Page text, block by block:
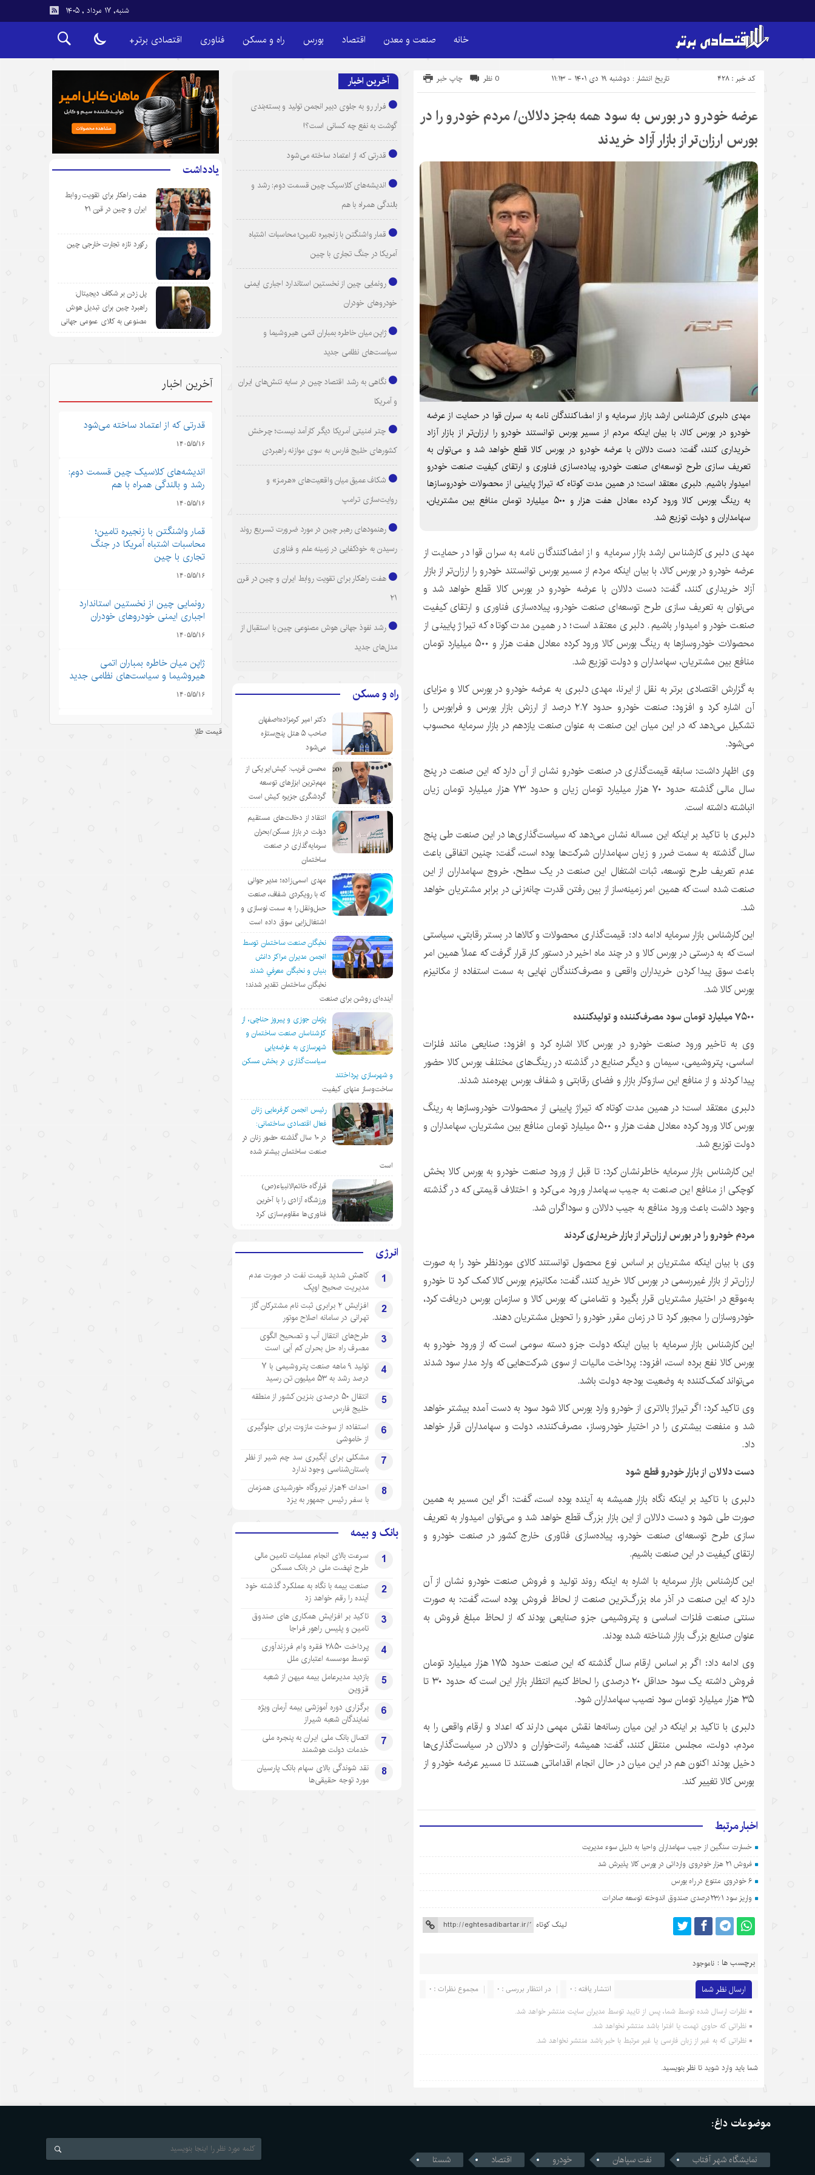
شنبه, ۱۷ مرداد , ۱۴۰۵
خانه صنعت و معدن اقتصاد بورس راه و مسکن فناوری اقتصادی برتر+
تاریخ انتشار : دوشنبه ۱۹ دی ۱۴۰۱ - ۱۱:۱۳ کد خبر : 428 چاپ خبر 0 نظر
عرضه خودرو در بورس به سود همه به‌جز دلالان/ مردم خودرو را در
بورس ارزان‌تر از بازار آزاد خریدند
مهدی دلبری کارشناس ارشد بازار سرمایه و از امضاکنندگان نامه به سران قوا در حمایت از عرضه
خودرو در بورس کالا، با بیان اینکه مردم از مسیر بورس توانستند خودرو را ارزان‌تر از بازار آزاد
خریداری کنند، گفت: دست دلالان با عرضه خودرو در بورس کالا قطع خواهد شد و می‌توان به
تعریف سازی طرح توسعه‌ای صنعت خودرو، پیاده‌سازی فناوری و ارتقای کیفیت صنعت خودرو
امیدوار باشیم. دلبری معتقد است؛ در همین مدت کوتاه که تیراژ پایینی از محصولات خودروسازها
به رینگ بورس کالا ورود کرده معادل هفت هزار و ۵۰۰ میلیارد تومان منافع بین مشتریان،
سهامداران و دولت توزیع شد.
مهدی دلبری کارشناس ارشد بازار سرمایه و از امضاکنندگان نامه به سران قوا در حمایت از
عرضه خودرو در بورس کالا، با بیان اینکه مردم از مسیر بورس توانستند خودرو را ارزان‌تر از بازار
آزاد خریداری کنند، گفت: دست دلالان با عرضه خودرو در بورس کالا قطع خواهد شد و
می‌توان به تعریف سازی طرح توسعه‌ای صنعت خودرو، پیاده‌سازی فناوری و ارتقای کیفیت
صنعت خودرو امیدوار باشیم. دلبری معتقد است؛ در همین مدت کوتاه که تیراژ پایینی از
محصولات خودروسازها به رینگ بورس کالا ورود کرده معادل هفت هزار و ۵۰۰ میلیارد تومان
منافع بین مشتریان، سهامداران و دولت توزیع شد.
به گزارش اقتصادی برتر به نقل از ایرنا، مهدی دلبری به عرضه خودرو در بورس کالا و مزایای
آن اشاره کرد و افزود: صنعت خودرو حدود ۲.۷ درصد از ارزش بازار بورس و فرابورس را
تشکیل می‌دهد که در این میان این صنعت به عنوان صنعت یازدهم در بازار سرمایه محسوب
می‌شود.
وی اظهار داشت: سابقه قیمت‌گذاری در صنعت خودرو نشان از آن دارد که این صنعت در پنج
سال مالی گذشته حدود ۷۰ هزار میلیارد تومان زیان و حدود ۷۳ هزار میلیارد تومان زیان
انباشته داشته است.
دلبری با تاکید بر اینکه این مساله نشان می‌دهد که سیاست‌گذاری‌ها در این صنعت طی پنج
سال گذشته به سمت ضرر و زیان سهامداران شرکت‌ها بوده است، گفت: چنین اتفاقی باعث
عدم تعریف طرح توسعه، ثبات اشتغال این صنعت در یک سطح، خروج سهامداران از این
صنعت شده است که همین امر زمینه‌ساز از بین رفتن قدرت چانه‌زنی در برابر مشتریان خواهد
شد.
این کارشناس بازار سرمایه ادامه داد: قیمت‌گذاری محصولات و کالاها در بستر رقابتی، سیاستی
است که به درستی در بورس کالا و در چند ماه اخیر در دستور کار قرار گرفت که عملاً همین امر
باعث سوق پیدا کردن خریداران واقعی و مصرف‌کنندگان نهایی به سمت استفاده از مکانیزم
بورس کالا شد.
۷۵۰۰ میلیارد تومان سود مصرف‌کننده و تولیدکننده
وی به تاخیر ورود صنعت خودرو در بورس کالا اشاره کرد و افزود: صنایعی مانند فلزات
اساسی، پتروشیمی، سیمان و دیگر صنایع در گذشته در رینگ‌های مختلف بورس کالا حضور
پیدا کردند و از منافع این سازوکار بازار و فضای رقابتی و شفاف بورس بهره‌مند شدند.
دلبری معتقد است؛ در همین مدت کوتاه که تیراژ پایینی از محصولات خودروسازها به رینگ
بورس کالا ورود کرده معادل هفت هزار و ۵۰۰ میلیارد تومان منافع بین مشتریان، سهامداران و
دولت توزیع شد.
این کارشناس بازار سرمایه خاطرنشان کرد: تا قبل از ورود صنعت خودرو به بورس کالا بخش
کوچکی از منافع این صنعت به جیب سهامدار ورود می‌کرد و اختلاف قیمتی که در گذشته
وجود داشت باعث ورود منافع به جیب دلالان و سوداگران شد.
مردم خودرو را در بورس ارزان‌تر از بازار خریداری کردند
وی با بیان اینکه مشتریان بر اساس نوع محصول توانستند کالای موردنظر خود را به صورت
ارزان‌تر از بازار غیررسمی در بورس کالا خرید کنند، گفت: مکانیزم بورس کالا کمک کرد تا خودرو
به‌موقع در اختیار مشتریان قرار بگیرد و تضامنی که بورس کالا و سازمان بورس دریافت کرد،
خودروسازان را مجبور کرد تا در زمان مقرر خودرو را تحویل مشتریان دهند.
این کارشناس بازار سرمایه با بیان اینکه دولت جزو دسته سومی است که از ورود خودرو به
بورس کالا نفع برده است، افزود: پرداخت مالیات از سوی شرکت‌هایی که وارد مدار سود شدند
می‌تواند کمک‌کننده به وضعیت بودجه دولت باشد.
وی تاکید کرد: اگر تیراژ بالاتری از خودرو وارد بورس کالا شود سود به دست آمده بیشتر خواهد
شد و منفعت بیشتری را در اختیار خودروساز، مصرف‌کننده، دولت و سهامداران قرار خواهد
داد.
دست دلالان از بازار خودرو قطع شود
دلبری با تاکید بر اینکه نگاه بازار همیشه به آینده بوده است، گفت: اگر این مسیر به همین
صورت طی شود و دست دلالان از این بازار بزرگ قطع خواهد شد و می‌توان امیدوار به تعریف
سازی طرح توسعه‌ای صنعت خودرو، پیاده‌سازی فنّاوری خارج کشور در صنعت خودرو و
ارتقای کیفیت در این صنعت باشیم.
این کارشناس بازار سرمایه با اشاره به اینکه روند تولید و فروش صنعت خودرو نشان از آن
دارد که این صنعت در آذر ماه بزرگ‌ترین صنعت از لحاظ فروش بوده است، گفت: به صورت
سنتی صنعت فلزات اساسی و پتروشیمی جزو صنایعی بودند که از لحاظ مبلغ فروش به
عنوان صنایع بزرگ بازار شناخته شده بودند.
وی ادامه داد: اگر بر اساس ارقام سال گذشته که این صنعت حدود ۱۷۵ هزار میلیارد تومان
فروش داشته یک سود حداقل ۲۰ درصدی را لحاظ کنیم انتظار بازار این است که حدود ۳۰ تا
۳۵ هزار میلیارد تومان سود نصیب سهامداران شود.
دلبری با تاکید بر اینکه در این میان رسانه‌ها نقش مهمی دارند که اعداد و ارقام واقعی را به
مردم، دولت، مجلس منتقل کنند، گفت: همیشه رانت‌خواران و دلالان در سیاست‌گذاری‌ها
دخیل بودند اکنون هم در این میان در حال انجام اقداماتی هستند تا مسیر عرضه خودرو از
بورس کالا تغییر کند.
اخبار مرتبط
خسارت سنگین از جیب سهامداران واحیا به دلیل سوء مدیریت
فروش ۲۱ هزار خودروی وارداتی در بورس کالا پذیرش شد
۶ خودروی متنوع در راه بورس
واریز سود ۲۳٫۱درصدی صندوق اندوخته توسعه صادرات
لینک کوتاه
برچسب ها : ناموجود
ارسال نظر شما مجموع نظرات : 0 در انتظار بررسی : 0 انتشار یافته : 0
نظرات ارسال شده توسط شما، پس از تایید توسط مدیران سایت منتشر خواهد شد.
نظراتی که حاوی تهمت یا افترا باشد منتشر نخواهد شد.
نظراتی که به غیر از زبان فارسی یا غیر مرتبط با خبر باشد منتشر نخواهد شد.
شما باید وارد شوید تا نظر بنویسید.
آخرین اخبار
فرار رو به جلوی دبیر انجمن تولید و بسته‌بندی
گوشت به نفع چه کسانی است؟!
قدرتی که از اعتماد ساخته می‌شود
اندیشه‌های کلاسیک چین قسمت دوم: رشد و
بالندگی همراه با هم
قمار واشنگتن با زنجیره تامین؛ محاسبات اشتباه
آمریکا در جنگ تجاری با چین
رونمایی چین از نخستین استاندارد اجباری ایمنی
خودروهای خودران
ژاپن میان خاطره بمباران اتمی هیروشیما و
سیاست‌های نظامی جدید
نگاهی به رشد اقتصاد چین در سایه تنش‌های ایران
و آمریکا
چتر امنیتی آمریکا دیگر کارآمد نیست؛ چرخش
کشورهای خلیج فارس به سوی موازنه راهبردی
شکاف عمیق میان واقعیت‌های «هرمز» و
روایت‌سازی ترامپ
رهنمودهای رهبر چین در مورد ضرورت تسریع روند
رسیدن به خودکفایی در زمینه علم و فناوری
هفت راهکار برای تقویت روابط ایران و چین در قرن
۲۱
رشد نفوذ جهانی هوش مصنوعی چین با استقبال از
مدل‌های جدید
راه و مسکن
دکتر امیر کرمزاده؛اصفهان
صاحب ۵ هتل پنج‌ستاره
می‌شود
محسن قریب: کیش‌ایر یکی از
مهم‌ترین ابزارهای توسعه
گردشگری جزیره کیش است
انتقاد از دخالت‌های مستقیم
دولت در بازار مسکن/بحران
سرمایه‌گذاری در صنعت
ساختمان
مهدی اسمی‌زاده؛ مدیر جوانی
که با رویکردی شفاف، صنعت
حمل‌ونقل را به سمت نوسازی و
اشتغال‌زایی سوق داده است
نخبگان صنعت ساختمان توسط
انجمن مديران مراكز دانش
بنيان و نخبگان معرفي شدند
نخبگان ساختمان تقدیر شدند؛
آینده‌ای روشن برای صنعت
پژمان جوزی و پیروز حناچی، از
کارشناسان صنعت ساختمان و
شهرسازی به عارضه‌یابی
سیاست‌گذاری در بخش مسکن
و شهرسازی پرداختند
ساخت‌وساز منهای کیفیت
رئیس انجمن کارفرمایی زنان
فعال اقتصادی ساختمانی:
در ١٠ سال گذشته حضور زنان در
صنعت ساختمان بیشتر شده
است
قرارگاه خاتم‌الانبیاء(ص)
ورزشگاه آزادی را با آخرین
فناوری‌ها مقاوم‌سازی کرد
انرژی
1
کاهش شدید قیمت نفت در صورت عدم
مدیریت صحیح اوپک
2
افزایش ۲ برابری ثبت نام مشترکان گاز
تهرانی‌ در سامانه اصلاح موتور
3
طرح‌های انتقال آب و تصحیح الگوی
مصرف راه حل بحران کم آبی است
4
تولید ۹ ماهه صنعت پتروشیمی با ۷
درصد رشد به ۵۳ میلیون تن رسید
5
انتقال ۵۰ درصدی بنزین کشور از منطقه
خلیج فارس
6
استفاده از سوخت مازوت برای جلوگیری
از خاموشی
7
مشکلی برای آبگیری سد چم شیر از نظر
باستان‌شناسی وجود ندارد
8
احداث ۴هزار نیروگاه خورشیدی همزمان
با سفر رئیس جمهور به یزد
بانک و بیمه
1
سرعت بالای انجام عملیات تامین مالی
طرح نهضت ملی در بانک مسکن
2
صنعت بیمه با نگاه به عملکرد گذشته خود
آینده را رقم خواهد زد
3
تاکید بر افزایش همکاری های صندوق
تامین و پلیس راهور فراجا
4
پرداخت ۲۸۵۰ فقره وام فرزندآوری
توسط موسسه اعتباری ملل
5
بازدید مدیرعامل بیمه میهن از شعبه
قزوین
6
برگزاری دوره آموزشی بیمه آرمان ویژه
نمایندگان شعبه شیراز
7
اتصال بانک ملی ایران به پنجره ملی
خدمات دولت هوشمند
8
نقد شوندگی بالای سهام بانک پارسیان
مورد توجه حقیقی‌ها
یادداشت
هفت راهکار برای تقویت روابط
ایران و چین در قرن ۲۱
رکورد تازه تجارت خارجی چین
پل زدن بر شکاف دیجیتال:
راهبرد چین برای تبدیل هوش
مصنوعی به کالای عمومی جهانی
.
آخرین اخبار
قدرتی که از اعتماد ساخته می‌شود
۱۴۰۵/۵/۱۶
اندیشه‌های کلاسیک چین قسمت دوم:
رشد و بالندگی همراه با هم
۱۴۰۵/۵/۱۶
قمار واشنگتن با زنجیره تامین؛
محاسبات اشتباه آمریکا در جنگ
تجاری با چین
۱۴۰۵/۵/۱۶
رونمایی چین از نخستین استاندارد
اجباری ایمنی خودروهای خودران
۱۴۰۵/۵/۱۶
ژاپن میان خاطره بمباران اتمی
هیروشیما و سیاست‌های نظامی جدید
۱۴۰۵/۵/۱۶
نگاهی به رشد اقتصاد چین در سایه
تنش‌های ایران و آمریکاقیمت طلا
موضوعات داغ:
نمایشگاه شهر آفتاب نفت سپاهان خودرو اقتصاد شستا